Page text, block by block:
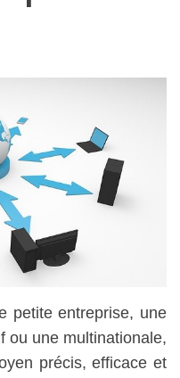
petite entreprise, une
ou une multinationale,
précis, efficace et